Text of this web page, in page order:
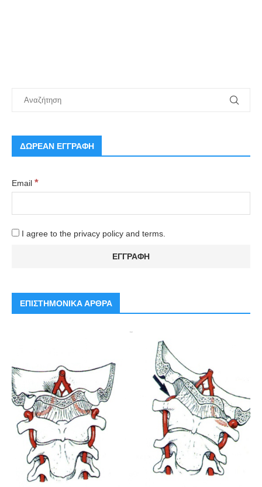
ΔΩΡΕΑΝ ΕΓΓΡΑΦΗ
Email *
I agree to the privacy policy and terms.
ΕΠΙΣΤΗΜΟΝΙΚΑ ΑΡΘΡΑ